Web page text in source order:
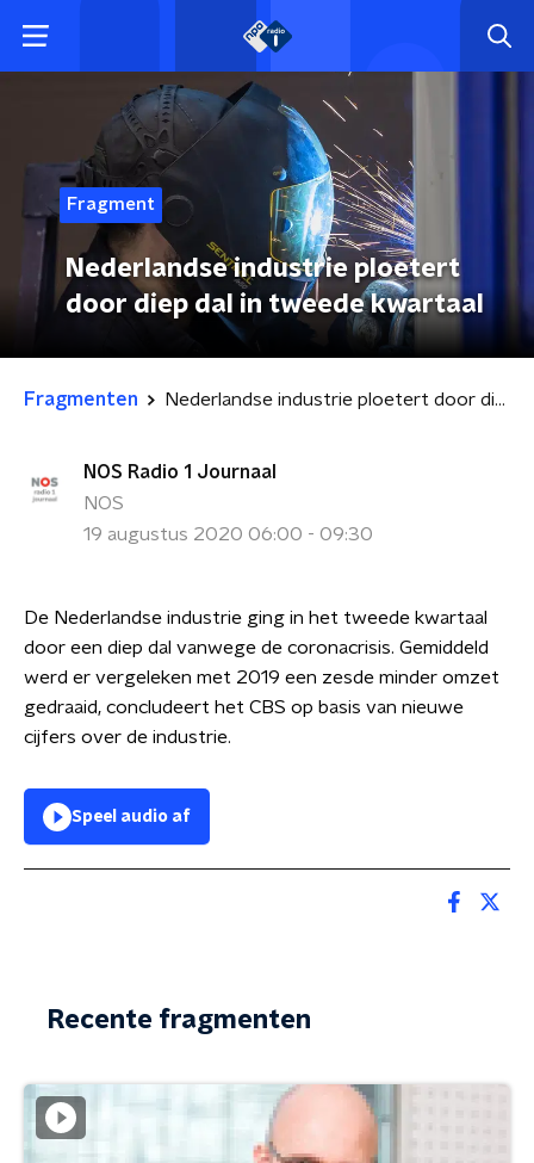
Fragment
Nederlandse industrie ploetert
door diep dal in tweede kwartaal
Fragmenten Nederlandse industrie ploetert door diep dal in tweede kwartaal
NOS Radio 1 Journaal
NOS
19 augustus 2020 06:00 - 09:30
De Nederlandse industrie ging in het tweede kwartaal
door een diep dal vanwege de coronacrisis. Gemiddeld
werd er vergeleken met 2019 een zesde minder omzet
gedraaid, concludeert het CBS op basis van nieuwe
cijfers over de industrie.
Speel audio af
Recente fragmenten